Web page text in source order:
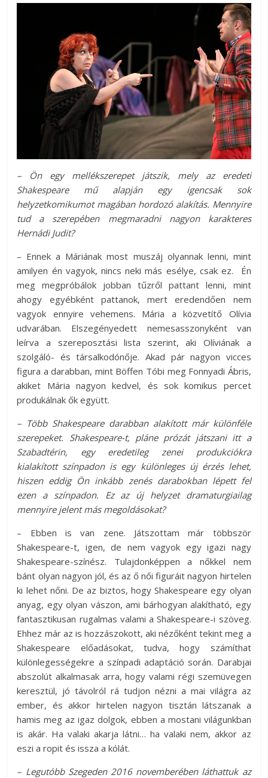
– Ön egy mellékszerepet játszik, mely az eredeti
Shakespeare mű alapján egy igencsak sok
helyzetkomikumot magában hordozó alakítás. Mennyire
tud a szerepében megmaradni nagyon karakteres
Hernádi Judit?
– Ennek a Máriának most muszáj olyannak lenni, mint
amilyen én vagyok, nincs neki más esélye, csak ez. Én
meg megpróbálok jobban tűzről pattant lenni, mint
ahogy egyébként pattanok, mert eredendően nem
vagyok ennyire vehemens. Mária a közvetítő Olívia
udvarában. Elszegényedett nemesasszonyként van
leírva a szereposztási lista szerint, aki Olíviának a
szolgáló- és társalkodónője. Akad pár nagyon vicces
figura a darabban, mint Böffen Tóbi meg Fonnyadi Ábris,
akiket Mária nagyon kedvel, és sok komikus percet
produkálnak ők együtt.
– Több Shakespeare darabban alakított már különféle
szerepeket. Shakespeare-t, pláne prózát játszani itt a
Szabadtérin, egy eredetileg zenei produkciókra
kialakított színpadon is egy különleges új érzés lehet,
hiszen eddig Ön inkább zenés darabokban lépett fel
ezen a színpadon. Ez az új helyzet dramaturgiailag
mennyire jelent más megoldásokat?
– Ebben is van zene. Játszottam már többször
Shakespeare-t, igen, de nem vagyok egy igazi nagy
Shakespeare-színész. Tulajdonképpen a nőkkel nem
bánt olyan nagyon jól, és az ő női figuráit nagyon hirtelen
ki lehet nőni. De az biztos, hogy Shakespeare egy olyan
anyag, egy olyan vászon, ami bárhogyan alakítható, egy
fantasztikusan rugalmas valami a Shakespeare-i szöveg.
Ehhez már az is hozzászokott, aki nézőként tekint meg a
Shakespeare előadásokat, tudva, hogy számíthat
különlegességekre a színpadi adaptáció során. Darabjai
abszolút alkalmasak arra, hogy valami régi szemüvegen
keresztül, jó távolról rá tudjon nézni a mai világra az
ember, és akkor hirtelen nagyon tisztán látszanak a
hamis meg az igaz dolgok, ebben a mostani világunkban
is akár. Ha valaki akarja látni… ha valaki nem, akkor az
eszi a ropit és issza a kólát.
– Legutóbb Szegeden 2016 novemberében láthattuk az